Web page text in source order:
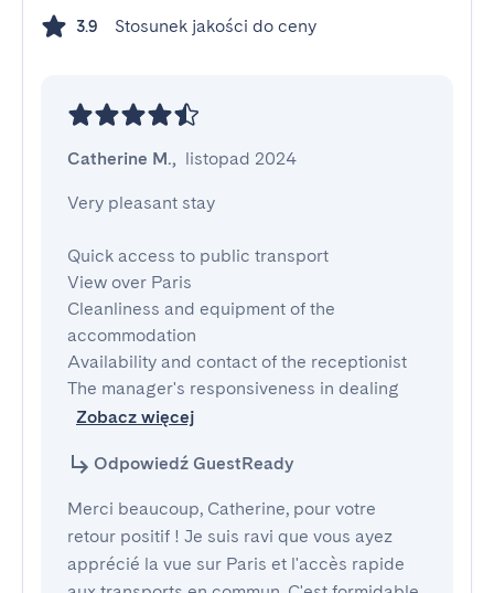
3.9 Stosunek jakości do ceny
Catherine M., listopad 2024
Very pleasant stay
Quick access to public transport
View over Paris
Cleanliness and equipment of the
accommodation
Availability and contact of the receptionist
The manager's responsiveness in dealing
Zobacz więcej
Odpowiedź GuestReady
Merci beaucoup, Catherine, pour votre
retour positif ! Je suis ravi que vous ayez
apprécié la vue sur Paris et l'accès rapide